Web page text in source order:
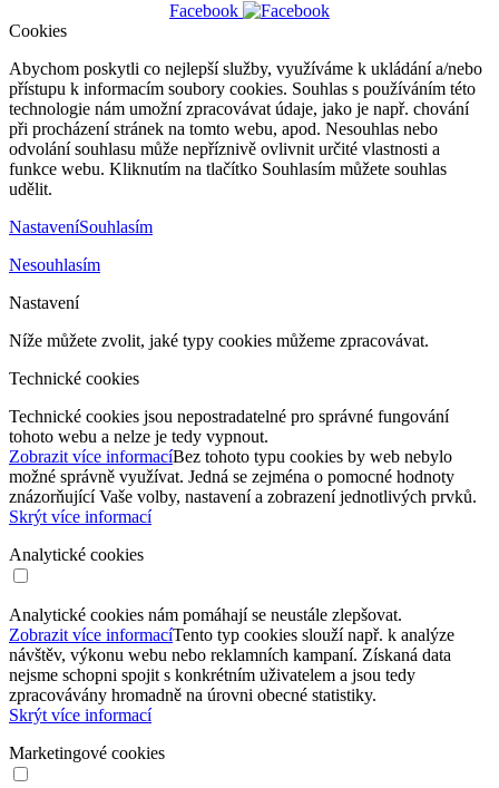
Facebook
Cookies
Abychom poskytli co nejlepší služby, využíváme k ukládání a/nebo
přístupu k informacím soubory cookies. Souhlas s používáním této
technologie nám umožní zpracovávat údaje, jako je např. chování
při procházení stránek na tomto webu, apod. Nesouhlas nebo
odvolání souhlasu může nepříznivě ovlivnit určité vlastnosti a
funkce webu. Kliknutím na tlačítko Souhlasím můžete souhlas
udělit.
NastaveníSouhlasím
Nesouhlasím
Nastavení
Níže můžete zvolit, jaké typy cookies můžeme zpracovávat.
Technické cookies
Technické cookies jsou nepostradatelné pro správné fungování
tohoto webu a nelze je tedy vypnout.
Zobrazit více informacíBez tohoto typu cookies by web nebylo
možné správně využívat. Jedná se zejména o pomocné hodnoty
znázorňující Vaše volby, nastavení a zobrazení jednotlivých prvků.
Skrýt více informací
Analytické cookies
Analytické cookies nám pomáhají se neustále zlepšovat.
Zobrazit více informacíTento typ cookies slouží např. k analýze
návštěv, výkonu webu nebo reklamních kampaní. Získaná data
nejsme schopni spojit s konkrétním uživatelem a jsou tedy
zpracovávány hromadně na úrovni obecné statistiky.
Skrýt více informací
Marketingové cookies